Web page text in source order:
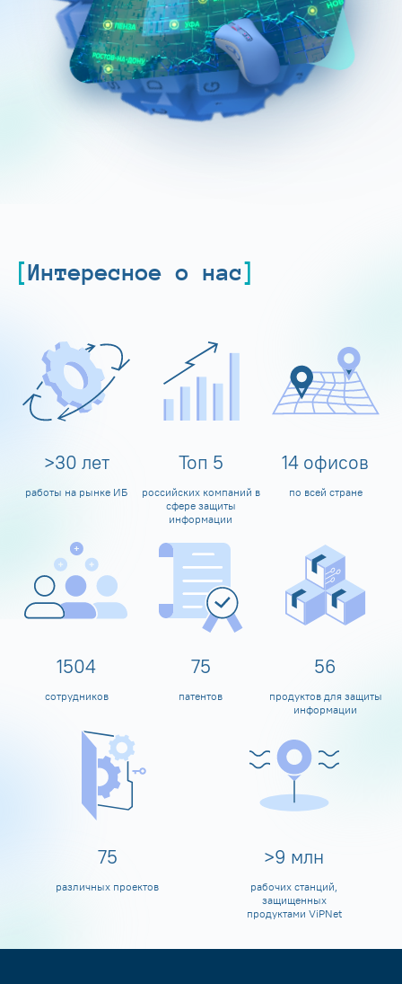
Интересное о нас
>30 лет
работы на рынке ИБ
Топ 5
российских компаний в
сфере защиты
информации
14 офисов
по всей стране
1600
сотрудников
80
патентов
60
продуктов для защиты
информации
80
различных проектов
>10 млн
рабочих станций,
защищенных
продуктами ViPNet